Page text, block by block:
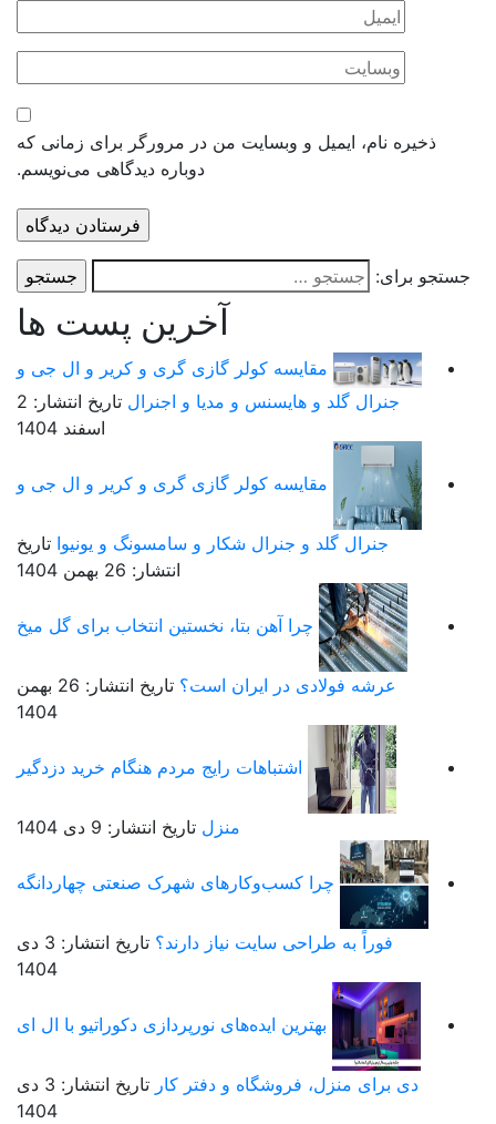
ذخیره نام، ایمیل و وبسایت من در مرورگر برای زمانی که
دوباره دیدگاهی می‌نویسم.
برای:
آخرین پست ها
مقایسه کولر گازی گری و کریر و ال جی و
جنرال گلد و هایسنس و مدیا و اجنرال
تاریخ انتشار: 2
اسفند 1404
مقایسه کولر گازی گری و کریر و ال جی و
جنرال گلد و جنرال شکار و سامسونگ و یونیوا تاریخ
انتشار: 26 بهمن 1404
چرا آهن بتا، نخستین انتخاب برای گل میخ
عرشه فولادی در ایران است؟
تاریخ انتشار: 26 بهمن
1404
اشتباهات رایج مردم هنگام خرید دزدگیر
منزل تاریخ انتشار: 9 دی 1404
چرا کسب‌وکارهای شهرک صنعتی چهاردانگه
فوراً به طراحی سایت نیاز دارند؟
تاریخ انتشار: 3 دی
1404
بهترین ایده‌های نورپردازی دکوراتیو با ال ای
دی برای منزل، فروشگاه و دفتر کار
تاریخ انتشار: 3 دی
1404